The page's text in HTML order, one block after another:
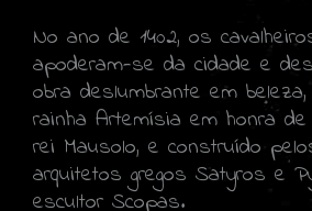
No ano de 1402, os
apoderam-se da cidade e
obra deslumbrante em
rainha Artemísia em honra
rei Mausolo, e construído
arquitetos gregos Satyros e
escultor Scopas.